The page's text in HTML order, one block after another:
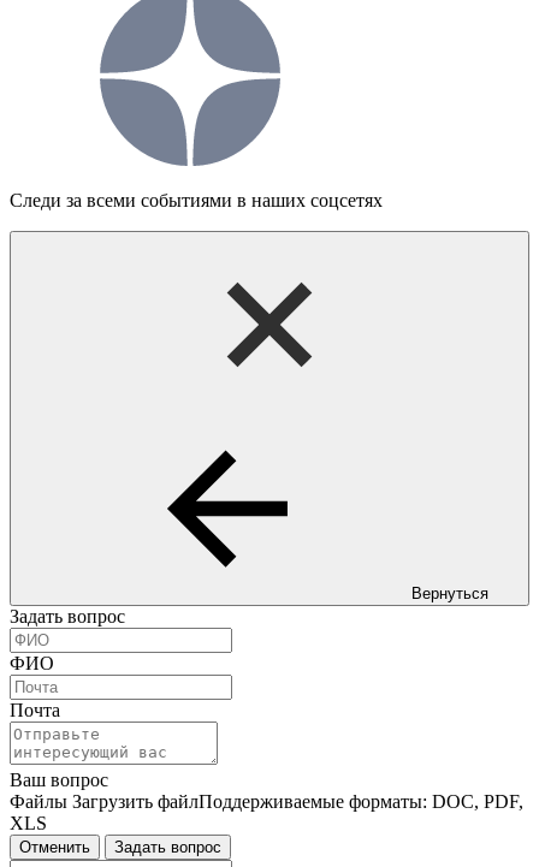
Следи за всеми событиями в наших соцсетях
Вернуться
Задать вопрос
ФИО
Почта
Ваш вопрос
Файлы Загрузить файлПоддерживаемые форматы: DOC, PDF,
XLS
Отменить Задать вопрос